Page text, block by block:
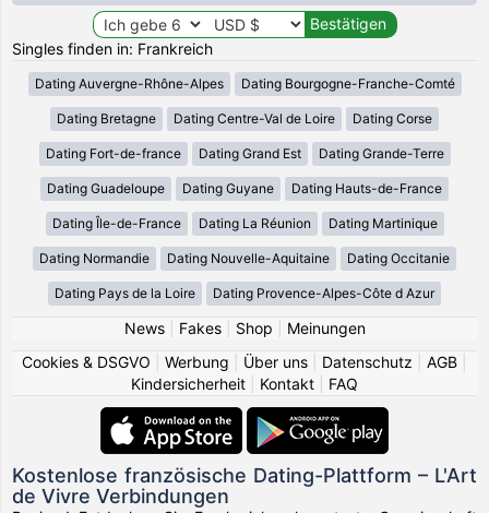
Singles finden in: Frankreich
Dating Auvergne-Rhône-Alpes Dating Bourgogne-Franche-Comté
Dating Bretagne Dating Centre-Val de Loire Dating Corse
Dating Fort-de-france Dating Grand Est Dating Grande-Terre
Dating Guadeloupe Dating Guyane Dating Hauts-de-France
Dating Île-de-France Dating La Réunion Dating Martinique
Dating Normandie Dating Nouvelle-Aquitaine Dating Occitanie
Dating Pays de la Loire Dating Provence-Alpes-Côte d Azur
News| Fakes| Shop
Meinungen
Cookies & DSGVO
Werbung Über uns Datenschutz AGB
Kindersicherheit
Kontakt FAQ
Kostenlose französische Dating-Plattform – L'Art
de Vivre Verbindungen